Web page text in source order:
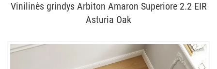
Vinilinės grindys Arbiton Amaron Superiore 2.2 EIR
Asturia Oak